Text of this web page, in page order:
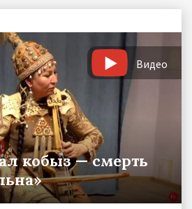
кобыз — смерть
Видео